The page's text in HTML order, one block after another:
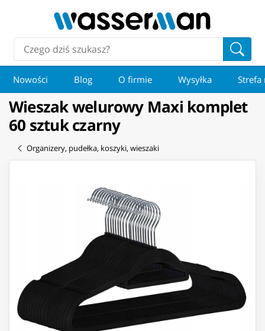
Nowości Blog O firmie Wysyłka Strefa
Wieszak welurowy Maxi komplet
60 sztuk czarny
Organizery, pudełka, koszyki, wieszaki